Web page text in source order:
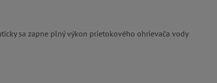
sa zapne plný výkon prietokového ohrievača vody